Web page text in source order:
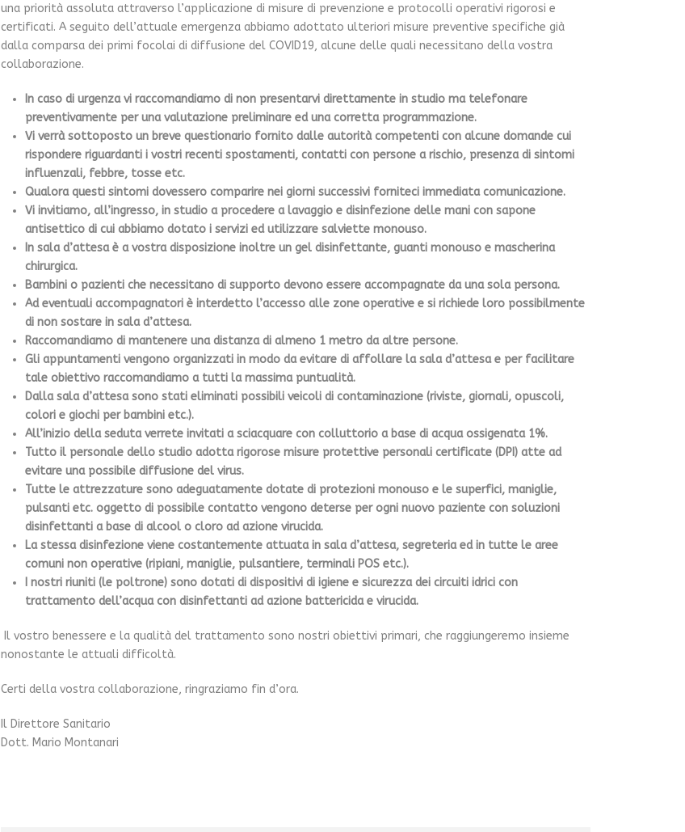
una priorità assoluta attraverso l’applicazione di misure di prevenzione e protocolli operativi rigorosi e
certificati. A seguito dell’attuale emergenza abbiamo adottato ulteriori misure preventive specifiche già
dalla comparsa dei primi focolai di diffusione del COVID19, alcune delle quali necessitano della vostra
collaborazione.
In caso di urgenza vi raccomandiamo di non presentarvi direttamente in studio ma telefonare
preventivamente per una valutazione preliminare ed una corretta programmazione.
Vi verrà sottoposto un breve questionario fornito dalle autorità competenti con alcune domande cui
rispondere riguardanti i vostri recenti spostamenti, contatti con persone a rischio, presenza di sintomi
influenzali, febbre, tosse etc.
Qualora questi sintomi dovessero comparire nei giorni successivi forniteci immediata comunicazione.
Vi invitiamo, all’ingresso, in studio a procedere a lavaggio e disinfezione delle mani con sapone
antisettico di cui abbiamo dotato i servizi ed utilizzare salviette monouso.
In sala d’attesa è a vostra disposizione inoltre un gel disinfettante, guanti monouso e mascherina
chirurgica.
Bambini o pazienti che necessitano di supporto devono essere accompagnate da una sola persona.
Ad eventuali accompagnatori è interdetto l’accesso alle zone operative e si richiede loro possibilmente
di non sostare in sala d’attesa.
Raccomandiamo di mantenere una distanza di almeno 1 metro da altre persone.
Gli appuntamenti vengono organizzati in modo da evitare di affollare la sala d’attesa e per facilitare
tale obiettivo raccomandiamo a tutti la massima puntualità.
Dalla sala d’attesa sono stati eliminati possibili veicoli di contaminazione (riviste, giornali, opuscoli,
colori e giochi per bambini etc.).
All’inizio della seduta verrete invitati a sciacquare con colluttorio a base di acqua ossigenata 1%.
Tutto il personale dello studio adotta rigorose misure protettive personali certificate (DPI) atte ad
evitare una possibile diffusione del virus.
Tutte le attrezzature sono adeguatamente dotate di protezioni monouso e le superfici, maniglie,
pulsanti etc. oggetto di possibile contatto vengono deterse per ogni nuovo paziente con soluzioni
disinfettanti a base di alcool o cloro ad azione virucida.
La stessa disinfezione viene costantemente attuata in sala d’attesa, segreteria ed in tutte le aree
comuni non operative (ripiani, maniglie, pulsantiere, terminali POS etc.).
I nostri riuniti (le poltrone) sono dotati di dispositivi di igiene e sicurezza dei circuiti idrici con
trattamento dell’acqua con disinfettanti ad azione battericida e virucida.
Il vostro benessere e la qualità del trattamento sono nostri obiettivi primari, che raggiungeremo insieme
nonostante le attuali difficoltà.
Certi della vostra collaborazione, ringraziamo fin d’ora.
Il Direttore Sanitario
Dott. Mario Montanari